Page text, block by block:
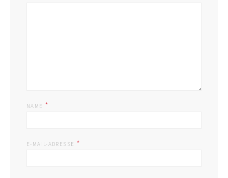
NAME *
E-MAIL-ADRESSE *